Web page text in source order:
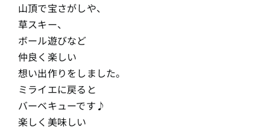
山頂で宝さがしや、
草スキー、
ボール遊びなど
仲良く楽しい
想い出作りをしました。
ミライエに戻ると
バーベキューです♪
楽しく美味しい